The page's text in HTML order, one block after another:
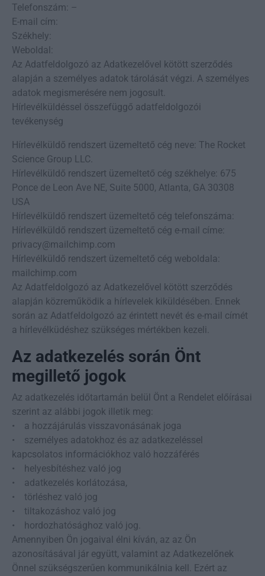
Telefonszám: –
E-mail cím:
Székhely:
Weboldal:
Az Adatfeldolgozó az Adatkezelővel kötött szerződés
alapján a személyes adatok tárolását végzi. A személyes
adatok megismerésére nem jogosult.
Hírlevélküldéssel összefüggő adatfeldolgozói
tevékenység
Hírlevélküldő rendszert üzemeltető cég neve: The Rocket
Science Group LLC.
Hírlevélküldő rendszert üzemeltető cég székhelye: 675
Ponce de Leon Ave NE, Suite 5000, Atlanta, GA 30308
USA
Hírlevélküldő rendszert üzemeltető cég telefonszáma:
Hírlevélküldő rendszert üzemeltető cég e-mail címe:
privacy@mailchimp.com
Hírlevélküldő rendszert üzemeltető cég weboldala:
mailchimp.com
Az Adatfeldolgozó az Adatkezelővel kötött szerződés
alapján közreműködik a hírlevelek kiküldésében. Ennek
során az Adatfeldolgozó az érintett nevét és e-mail címét
a hírlevélküdéshez szükséges mértékben kezeli.
Az adatkezelés során Önt
megillető jogok
Az adatkezelés időtartamán belül Önt a Rendelet előírásai
szerint az alábbi jogok illetik meg:
• a hozzájárulás visszavonásának joga
• személyes adatokhoz és az adatkezeléssel
kapcsolatos információkhoz való hozzáférés
• helyesbítéshez való jog
• adatkezelés korlátozása,
• törléshez való jog
• tiltakozáshoz való jog
• hordozhatósághoz való jog.
Amennyiben Ön jogaival élni kíván, az az Ön
azonosításával jár együtt, valamint az Adatkezelőnek
Önnel szükségszerűen kommunikálnia kell. Ezért az